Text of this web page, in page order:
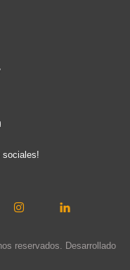
sociales!
reservados. Desarrollado